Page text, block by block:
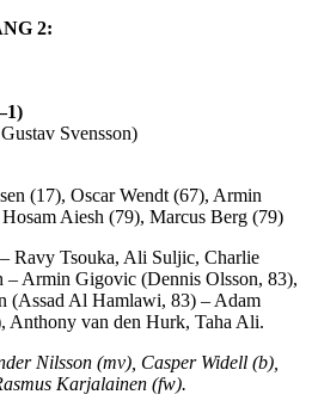
2:
Svensson)
(17), Oscar Wendt (67), Armin
Aiesh (79), Marcus Berg (79)
Ravy Tsouka, Ali Suljic, Charlie
– Armin Gigovic (Dennis Olsson, 83),
(Assad Al Hamlawi, 83) – Adam
Anthony van den Hurk, Taha Ali.
Nilsson (mv), Casper Widell (b),
Karjalainen (fw).